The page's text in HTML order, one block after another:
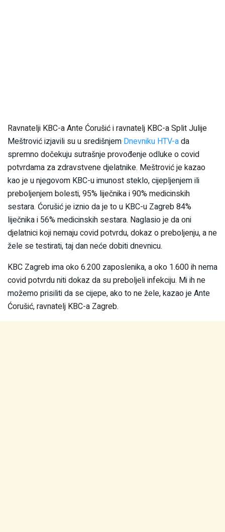
Ravnatelji KBC-a Ante Ćorušić i ravnatelj KBC-a Split Julije
Meštrović izjavili su u središnjem Dnevniku HTV-ada
spremno dočekuju sutrašnje provođenje odluke o covid
potvrdama za zdravstvene djelatnike. Meštrović je kazao
kao je u njegovom KBC-u imunost steklo, cijepljenjem ili
preboljenjem bolesti, 95% liječnika i 90% medicinskih
sestara. Ćorušić je iznio da je to u KBC-u Zagreb 84%
liječnika i 56% medicinskih sestara. Naglasio je da oni
djelatnici koji nemaju covid potvrdu, dokaz o preboljenju, a ne
žele se testirati, taj dan neće dobiti dnevnicu.
KBC Zagreb ima oko 6.200 zaposlenika, a oko 1.600 ih nema
covid potvrdu niti dokaz da su preboljeli infekciju. Mi ih ne
možemo prisiliti da se cijepe, ako to ne žele, kazao je Ante
Ćorušić, ravnatelj KBC-a Zagreb.